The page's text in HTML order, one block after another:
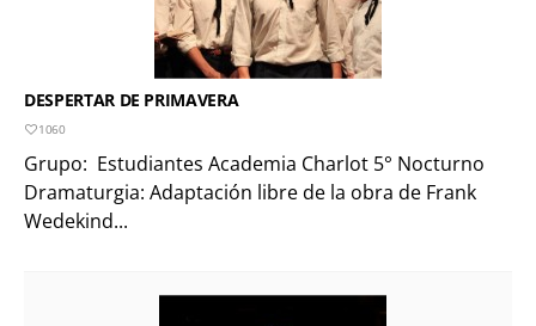
DESPERTAR DE PRIMAVERA
1060
Grupo: Estudiantes Academia Charlot 5° Nocturno
Dramaturgia: Adaptación libre de la obra de Frank
Wedekind...